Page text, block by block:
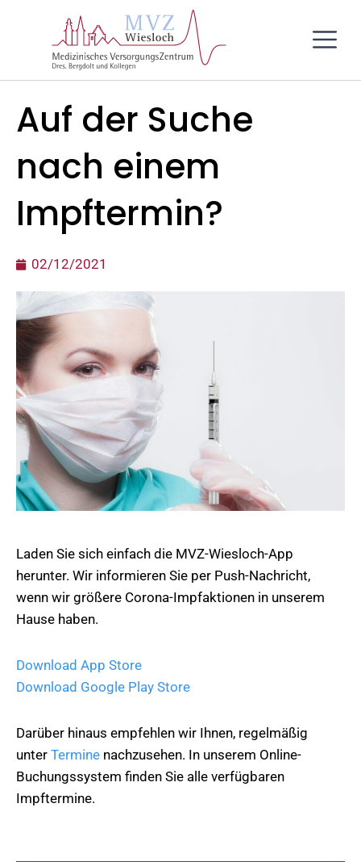
springen
Auf der Suche
nach einem
Impftermin?
02/12/2021
Laden Sie sich einfach die MVZ-Wiesloch-App
herunter. Wir informieren Sie per Push-Nachricht,
wenn wir größere Corona-Impfaktionen in unserem
Hause haben.
Download App Store
Download Google Play Store
Darüber hinaus empfehlen wir Ihnen, regelmäßig
unter Termine nachzusehen. In unserem Online-
Buchungssystem finden Sie alle verfügbaren
Impftermine.